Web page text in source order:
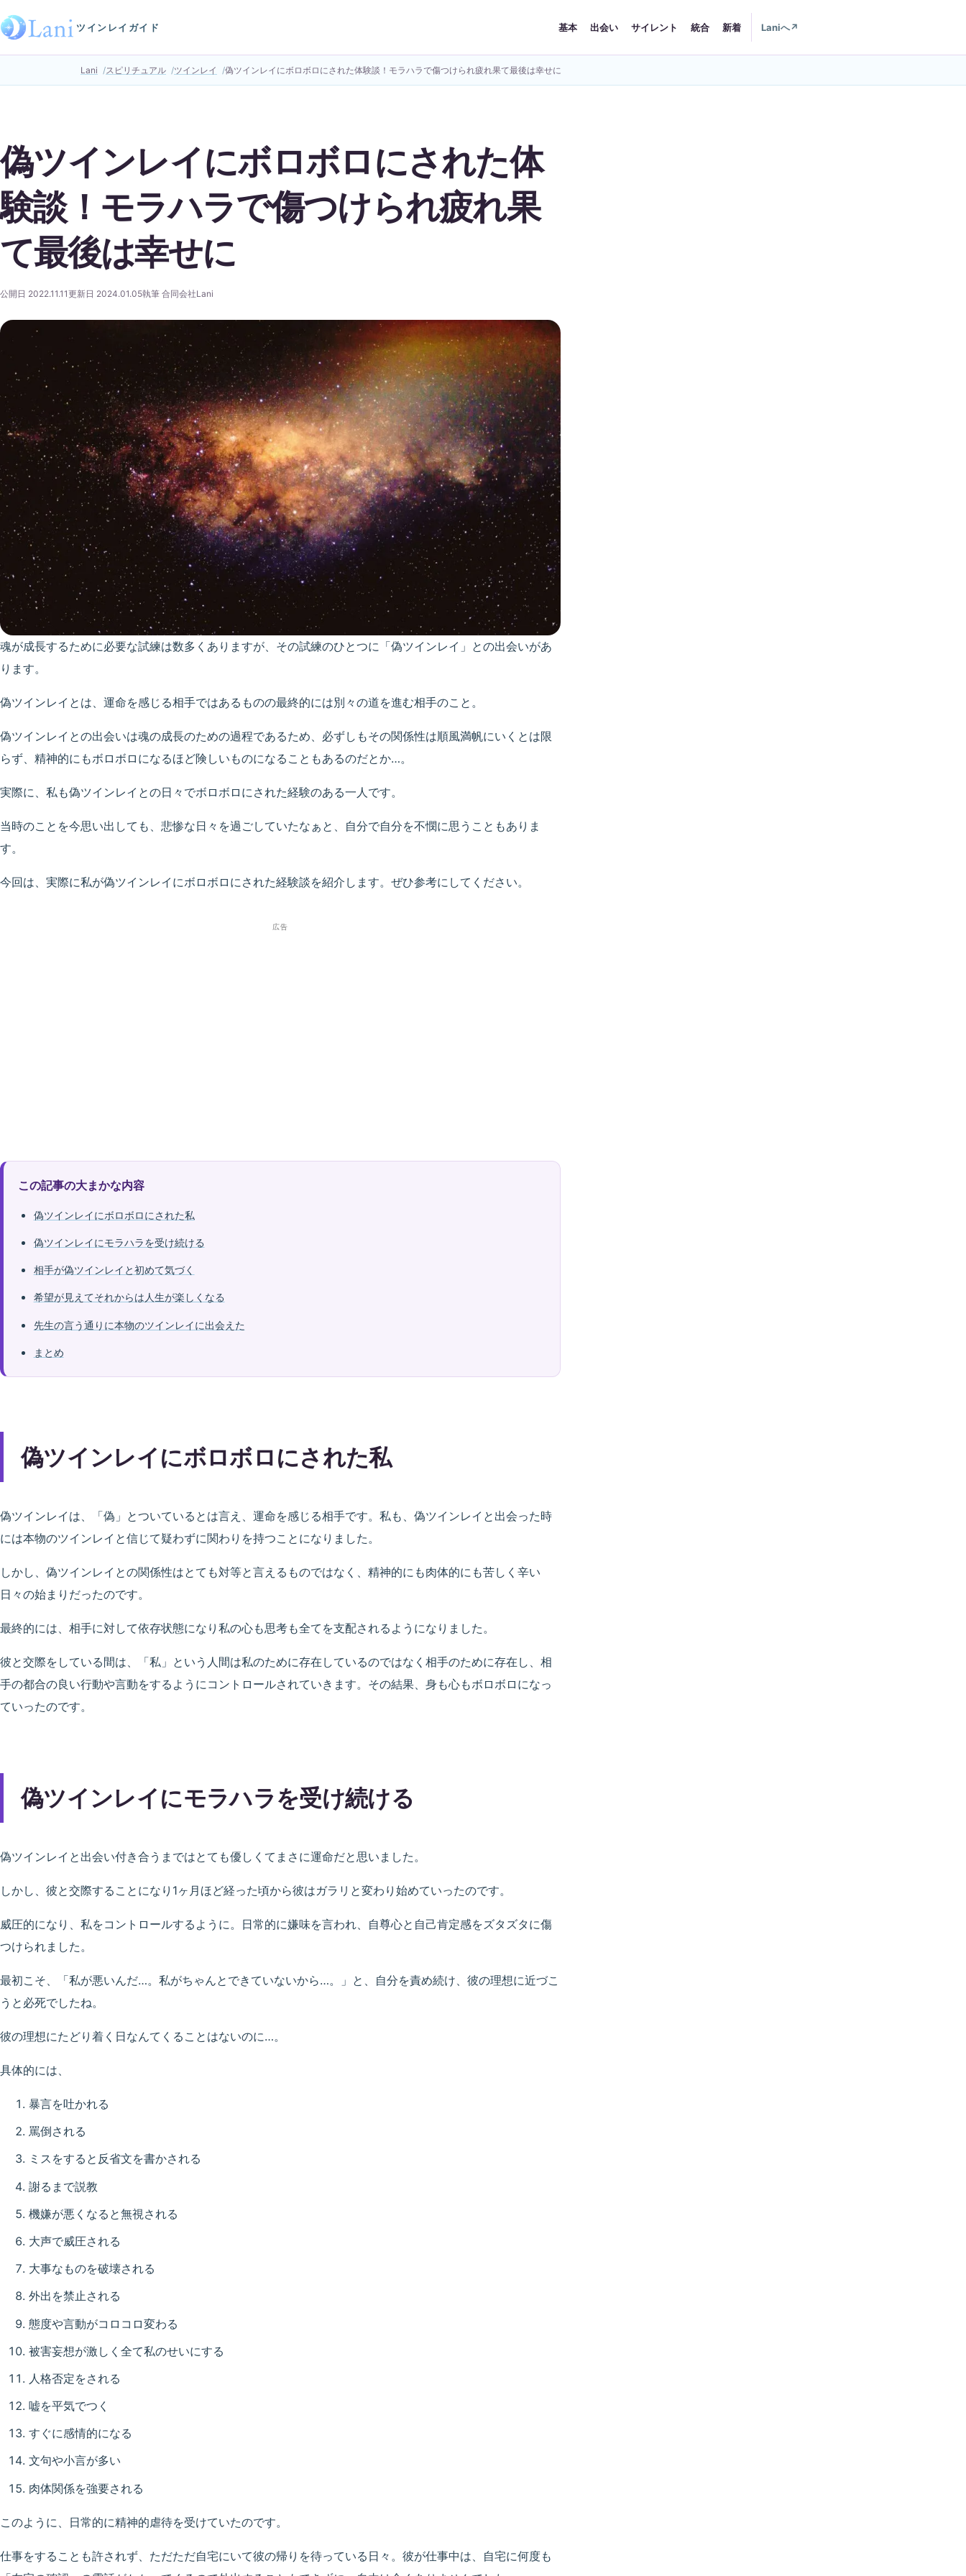
ツインレイガイド 基本 出会い サイレント 統合 新着 Laniへ↗
Lani スピリチュアル ツインレイ 偽ツインレイにボロボロにされた体験談！モラハラで傷つけられ疲れ果て最後は幸せに
偽ツインレイにボロボロにされた体
験談！モラハラで傷つけられ疲れ果
て最後は幸せに
公開日 2022.11.11更新日 2024.01.05執筆 合同会社Lani
魂が成長するために必要な試練は数多くありますが、その試練のひとつに「偽ツインレイ」との出会いがあ
ります。
偽ツインレイとは、運命を感じる相手ではあるものの最終的には別々の道を進む相手のこと。
偽ツインレイとの出会いは魂の成長のための過程であるため、必ずしもその関係性は順風満帆にいくとは限
らず、精神的にもボロボロになるほど険しいものになることもあるのだとか…。
実際に、私も偽ツインレイとの日々でボロボロにされた経験のある一人です。
当時のことを今思い出しても、悲惨な日々を過ごしていたなぁと、自分で自分を不憫に思うこともありま
す。
今回は、実際に私が偽ツインレイにボロボロにされた経験談を紹介します。ぜひ参考にしてください。
広告
この記事の大まかな内容
偽ツインレイにボロボロにされた私
偽ツインレイにモラハラを受け続ける
相手が偽ツインレイと初めて気づく
希望が見えてそれからは人生が楽しくなる
先生の言う通りに本物のツインレイに出会えた
まとめ
偽ツインレイにボロボロにされた私
偽ツインレイは、「偽」とついているとは言え、運命を感じる相手です。私も、偽ツインレイと出会った時
には本物のツインレイと信じて疑わずに関わりを持つことになりました。
しかし、偽ツインレイとの関係性はとても対等と言えるものではなく、精神的にも肉体的にも苦しく辛い
日々の始まりだったのです。
最終的には、相手に対して依存状態になり私の心も思考も全てを支配されるようになりました。
彼と交際をしている間は、「私」という人間は私のために存在しているのではなく相手のために存在し、相
手の都合の良い行動や言動をするようにコントロールされていきます。その結果、身も心もボロボロになっ
ていったのです。
偽ツインレイにモラハラを受け続ける
偽ツインレイと出会い付き合うまではとても優しくてまさに運命だと思いました。
しかし、彼と交際することになり1ヶ月ほど経った頃から彼はガラリと変わり始めていったのです。
威圧的になり、私をコントロールするように。日常的に嫌味を言われ、自尊心と自己肯定感をズタズタに傷
つけられました。
最初こそ、「私が悪いんだ…。私がちゃんとできていないから…。」と、自分を責め続け、彼の理想に近づこ
うと必死でしたね。
彼の理想にたどり着く日なんてくることはないのに…。
具体的には、
暴言を吐かれる
罵倒される
ミスをすると反省文を書かされる
謝るまで説教
機嫌が悪くなると無視される
大声で威圧される
大事なものを破壊される
外出を禁止される
態度や言動がコロコロ変わる
被害妄想が激しく全て私のせいにする
人格否定をされる
嘘を平気でつく
すぐに感情的になる
文句や小言が多い
肉体関係を強要される
このように、日常的に精神的虐待を受けていたのです。
仕事をすることも許されず、ただただ自宅にいて彼の帰りを待っている日々。彼が仕事中は、自宅に何度も